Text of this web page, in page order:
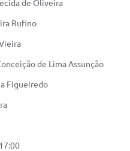
de Oliveira
Rufino
de Lima Assunção
Figueiredo